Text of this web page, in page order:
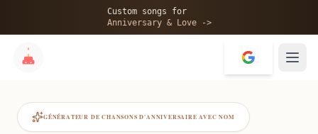
Custom songs for
Anniversary & Love ->
GÉNÉRATEUR DE CHANSONS D'ANNIVERSAIRE AVEC NOM